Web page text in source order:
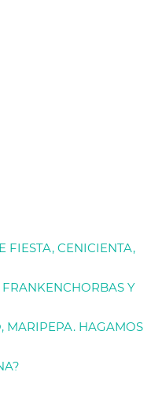
FIESTA, CENICIENTA,
Y
MARIPEPA. HAGAMOS